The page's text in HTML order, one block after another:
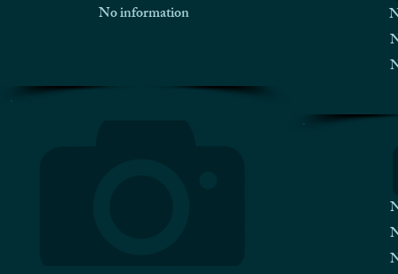
No information